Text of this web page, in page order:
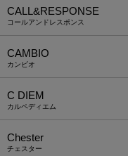
CALL&RESPONSE
コールアンドレスポンス
CAMBIO
カンビオ
C DIEM
カルペディエム
Chester
チェスター